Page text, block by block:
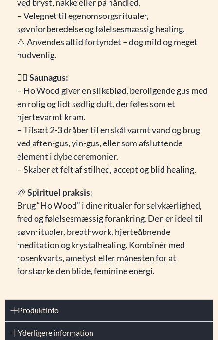
ved bryst, nakke eller på håndled.
– Velegnet til egenomsorgsritualer,
søvnforberedelse og følelsesmæssig healing.
⚠️ Anvendes altid fortyndet – dog mild og meget
hudvenlig.
🧖‍♀️ Saunagus:
– Ho Wood giver en silkeblød, beroligende gus med
en rolig og lidt sødlig duft, der føles som et
hjertevarmt kram.
– Tilsæt 2-3 dråber til en skål varmt vand og brug
ved aften-gus, yin-gus, eller som afsluttende
element i dybe ceremonier.
– Skaber et felt af stilhed, accept og blid healing.
🌱 Spirituel praksis:
Brug “Ho Wood” i dine ritualer for selvkærlighed,
fred og følelsesmæssig forankring. Den er ideel til
søvnritualer, breathwork, hjerteåbnende
meditation og krystalhealing. Kombinér med
rosenkvarts, ametyst eller månesten for at
forstærke den blide, feminine energi.
Produktinfo
Yderligere information